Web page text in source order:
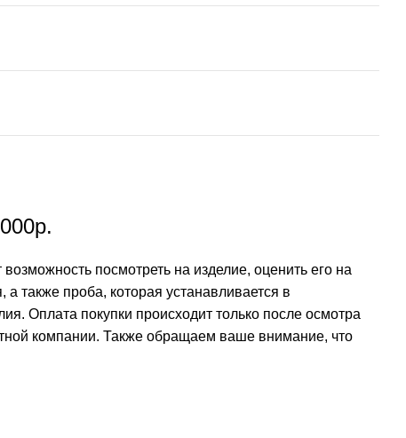
посмотреть на изделие, оценить его на
также проба, которая устанавливается в
Оплата покупки происходит только после осмотра
компании. Также обращаем ваше внимание, что